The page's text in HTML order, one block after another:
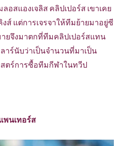
สแองเจลิส คลิปเปอร์ส เขาเคย
ส์ แต่การเจรจาให้ทีมย้ายมาอยู่ซี
ายจึงมาตกที่ทีมคลิปเปอร์สแทน
าร์นับว่าเป็นจำนวนที่มาเป็น
ตร์การซื้อทีมกีฬาในทวีป
พนเทอร์ส